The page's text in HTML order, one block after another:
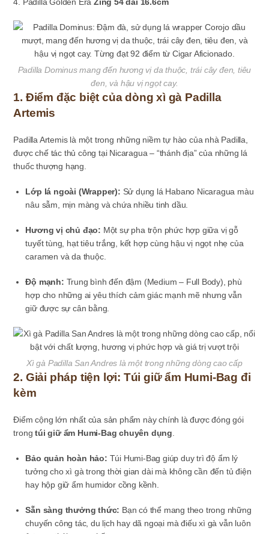
Padilla Dominus mang đến hương vị da thuộc, trái cây đen, tiêu
đen, và hậu vị ngọt cay.
1. Điểm đặc biệt của dòng xì gà Padilla
Artemis
Padilla Artemis là một trong những niềm tự hào của nhà Padilla,
được chế tác thủ công tại Nicaragua – “thánh địa” của những lá
thuốc thượng hạng.
Lớp lá ngoài (Wrapper): Sử dụng lá Habano Nicaragua màu
nâu sẫm, mịn màng và chứa nhiều tinh dầu.
Hương vị chủ đạo: Một sự pha trộn phức hợp giữa vị gỗ
tuyết tùng, hạt tiêu trắng, kết hợp cùng hậu vị ngọt nhẹ của
caramen và da thuộc.
Độ mạnh: Trung bình đến đậm (Medium – Full Body), phù
hợp cho những ai yêu thích cảm giác mạnh mẽ nhưng vẫn
giữ được sự cân bằng.
Xì gà Padilla San Andres là một trong những dòng cao cấp
2. Giải pháp tiện lợi: Túi giữ ẩm Humi-Bag đi
kèm
Điểm cộng lớn nhất của sản phẩm này chính là được đóng gói
trongtúi giữ ẩm Humi-Bag chuyên dụng
Bảo quản hoàn hảo: Túi Humi-Bag giúp duy trì độ ẩm lý
tưởng cho xì gà trong thời gian dài mà không cần đến tủ điện
hay hộp giữ ẩm humidor cồng kềnh.
Sẵn sàng thưởng thức: Bạn có thể mang theo trong những
chuyến công tác, du lịch hay dã ngoại mà điếu xì gà vẫn luôn